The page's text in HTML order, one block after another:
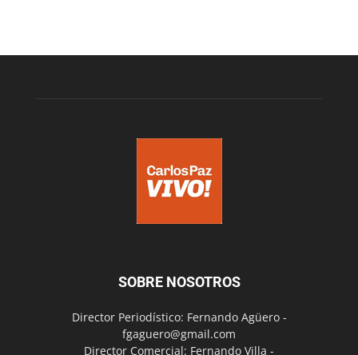
SOBRE NOSOTROS
Director Periodístico: Fernando Agüero -
fgaguero@gmail.com
Director Comercial: Fernando Villa -